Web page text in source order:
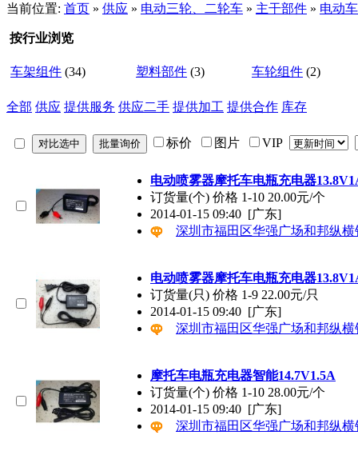
当前位置: 首页 » 供应 » 电动三轮、二轮车 » 主干部件 » 电动
按行业浏览
车架组件 (34) 塑料部件 (3) 车轮组件 (2)
全部 供应 提供服务 供应二手 提供加工 提供合作 库存
标价 图片 VIP
电动喷雾器摩托车电瓶充电器
订货量(个) 价格 1-10 20.00元/个
2014-01-15 09:40 [广东]
深圳市福田区华强广场和邦纵横
电动喷雾器摩托车电瓶充电器
订货量(只) 价格 1-9 22.00元/只
2014-01-15 09:40 [广东]
深圳市福田区华强广场和邦纵横
摩托车电瓶充电器智能14.7V1.5A
订货量(个) 价格 1-10 28.00元/个
2014-01-15 09:40 [广东]
深圳市福田区华强广场和邦纵横